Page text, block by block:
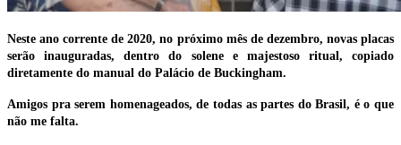
Neste ano corrente de 2020, no próximo mês de dezembro, novas placas
serão inauguradas, dentro do solene e majestoso ritual, copiado
diretamente do manual do Palácio de Buckingham.
Amigos pra serem homenageados, de todas as partes do Brasil, é o que
não me falta.